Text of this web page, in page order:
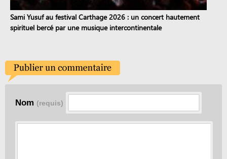
Sami Yusuf au festival Carthage 2026 : un concert hautement
spirituel bercé par une musique intercontinentale
Nom (requis)